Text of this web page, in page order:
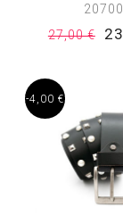
20700
27,00 €
-4,00 €